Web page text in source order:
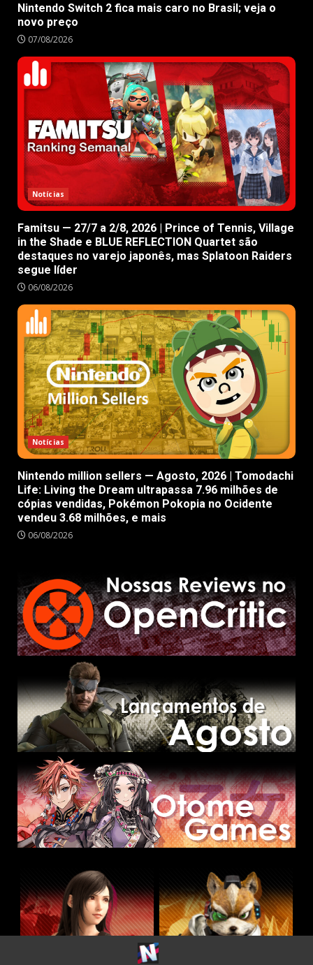
Nintendo Switch 2 fica mais caro no Brasil; veja o
novo preço
07/08/2026
Notícias
Famitsu — 27/7 a 2/8, 2026 | Prince of Tennis, Village
in the Shade e BLUE REFLECTION Quartet são
destaques no varejo japonês, mas Splatoon Raiders
segue líder
06/08/2026
Notícias
Nintendo million sellers — Agosto, 2026 | Tomodachi
Life: Living the Dream ultrapassa 7.96 milhões de
cópias vendidas, Pokémon Pokopia no Ocidente
vendeu 3.68 milhões, e mais
06/08/2026